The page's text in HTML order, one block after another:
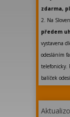
zdarma,
2. Na
předem
vystavena
odesláním
telefonicky.
balíček